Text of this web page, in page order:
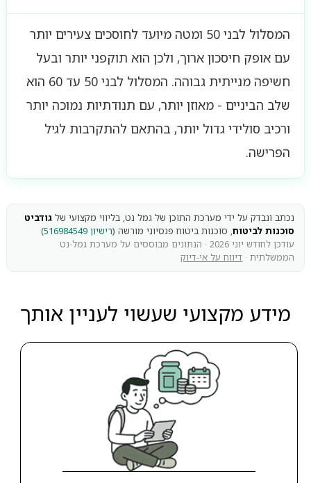
המסלול לבני 50 ומטה מיועד לחוסכים צעירים יותר
עם אופק חיסכון ארוך, ולכן הוא תוקפני יותר ובעל
חשיפה מנייתית גבוהה. המסלול לבני 50 עד 60 הוא
שלב הביניים - מאוזן יותר, עם תנודתיות נמוכה יותר
ורכיב סולידי גדול יותר, בהתאם להתקרבות לגיל
הפרישה.
נכתב ונבדק על ידי מערכת התוכן של גמל נט, בליווי מקצועי של גודביט
סוכנות לביטוח, סוכנות ביטוח פנסיוני מורשה (רישיון 516984549
)
עודכן לחודש יוני 2026 · הנתונים מבוססים על מערכת גמל-נט
הממשלתית · דיווח על אי-דיוק
מידע מקצועי שעשוי לעניין אותך